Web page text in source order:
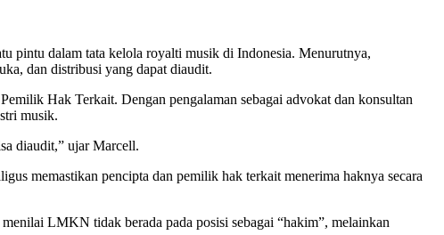
pintu dalam tata kelola royalti musik di Indonesia. Menurutnya,
dan distribusi yang dapat diaudit.
Hak Terkait. Dengan pengalaman sebagai advokat dan konsultan
musik.
diaudit,” ujar Marcell.
memastikan pencipta dan pemilik hak terkait menerima haknya secara
LMKN tidak berada pada posisi sebagai “hakim”, melainkan